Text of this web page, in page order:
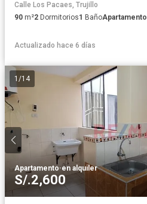
Calle Los Pacaes, Trujillo
90 m²2 Dormitorios1 BañoApartamento
Actualizado hace 6 días
1 /14
Apartamento·en alquiler
S/.2,600